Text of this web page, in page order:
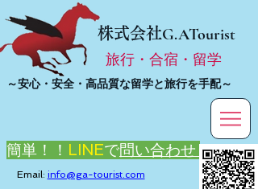
株式会社G.ATourist
旅行・合宿・留学
​～安心・安全・高品質な留学と旅行を手配～
Email: info@ga-tourist.com
簡単！！ LINEで問い合わせ